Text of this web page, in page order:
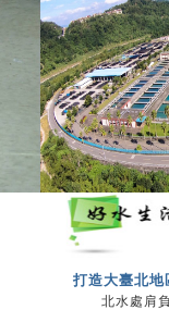
打造大臺北
北水處肩負